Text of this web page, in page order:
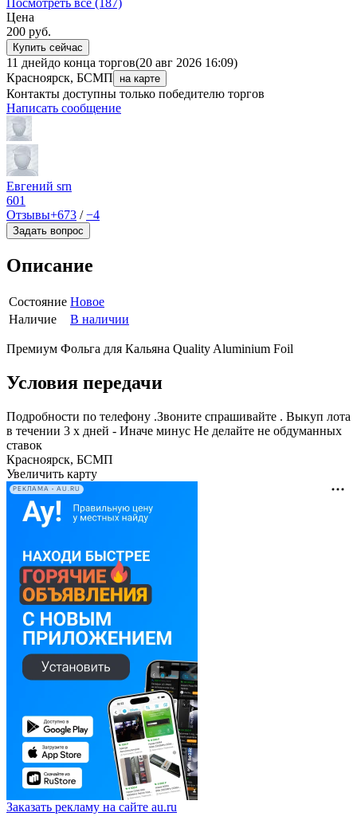
Посмотреть все (187)
Цена
200 руб.
Купить сейчас
11 днейдо конца торгов(20 авг 2026 16:09)
Красноярск, БСМП
на карте
Контакты доступны только победителю торгов
Написать сообщение
Евгений srn
601
Отзывы+673 /−4
Задать вопрос
Описание
Состояние Новое
Наличие
В наличии
Премиум Фольга для Кальяна Quality Aluminium Foil
Условия передачи
Подробности по телефону .Звоните спрашивайте . Выкуп лота
в течении 3 х дней - Иначе минус Не делайте не обдуманных
ставок
Красноярск, БСМП
Увеличить карту
РЕКЛАМА • AU.RU
Заказать рекламу на сайте au.ru